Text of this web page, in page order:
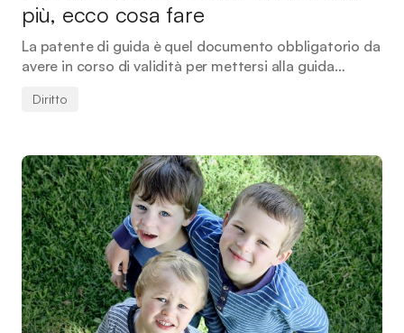
più, ecco cosa fare
La patente di guida è quel documento obbligatorio da
avere in corso di validità per mettersi alla guida…
Diritto